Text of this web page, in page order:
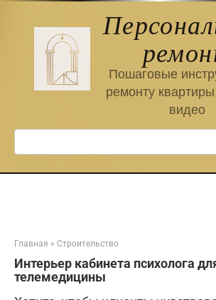
Пошаговые
ремонту
видео
Поиск:
Главная » Строительство
Интерьер кабинета психолога
телемедицины